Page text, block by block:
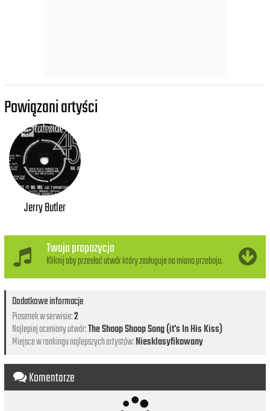
Powiązani artyści
Jerry Butler
Twoja propozycja
Kliknij aby przesłać utwór który zasługuje na miano przeboju.
Dodatkowe informacje
Piosenek w serwisie:2
Najlepiej oceniony utwór:The Shoop Shoop Song (it's In His Kiss)
Miejsce w rankingu najlepszych artystów:Niesklasyfikowany
Komentarze